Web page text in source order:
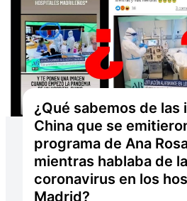
¿Qué sabemos de las
China que se
programa de Ana
mientras hablaba de
coronavirus en los
Madrid?